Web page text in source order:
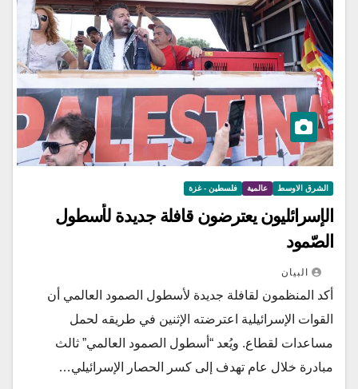
الشرق الاوسط عالمية فلسطين - غزة
الإسرائليون يعترضون قافلة جديدة لأسطول
الصّمود
البيان
أكد المنظمون لقافلة جديدة لأسطول الصمود العالمي أن
القوات الإسرائيلية اعترضته الإثنين في طريقه لحمل
مساعدات لقطاع. ويُعد “أسطول الصمود العالمي” ثالث
مبادرة خلال عام تهدف إلى كسر الحصار الإسرائيلي…